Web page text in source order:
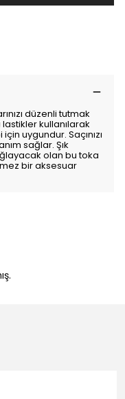
düzenli tutmak
kullanılarak
uygundur. Saçınızı
sağlar. Şık
olan bu toka
bir aksesuar